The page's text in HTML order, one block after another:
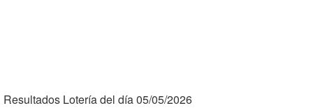
Resultados Lotería del día 05/05/2026